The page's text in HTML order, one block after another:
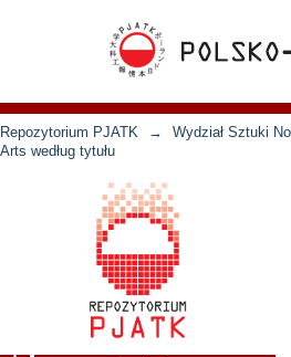
Repozytorium PJATK →
Wydział Sztuki
Arts według tytułu